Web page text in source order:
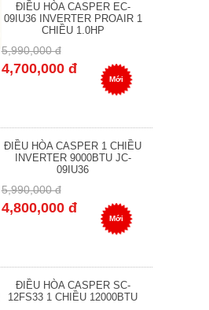
ĐIỀU HÒA CASPER EC-
09IU36 INVERTER PROAIR 1
CHIỀU 1.0HP
5,990,000 đ
4,700,000 đ
Mới
ĐIỀU HÒA CASPER 1 CHIỀU
INVERTER 9000BTU JC-
09IU36
5,990,000 đ
4,800,000 đ
Mới
ĐIỀU HÒA CASPER SC-
12FS33 1 CHIỀU 12000BTU